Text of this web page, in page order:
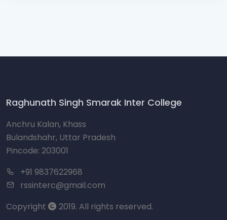
Raghunath Singh Smarak Inter College
Anchru Kalan, Khass
Bulandshahr, Uttar Pradesh
Pincode: 203001
+91 9837622968
rssinterc@gmail.com
Copyright
2019. All rights reserved.